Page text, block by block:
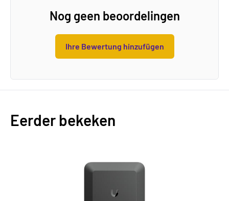
Nog geen beoordelingen
Ihre Bewertung hinzufügen
Eerder bekeken